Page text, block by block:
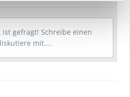
gefragt! Schreibe einen
mit....